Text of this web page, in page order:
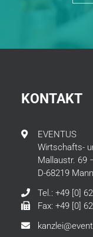
KONTAKT
EVENTUS
Wirtschafts-
Mallaustr. 69
D-68219
Tel.: +49 [0]
Fax: +49 [0]